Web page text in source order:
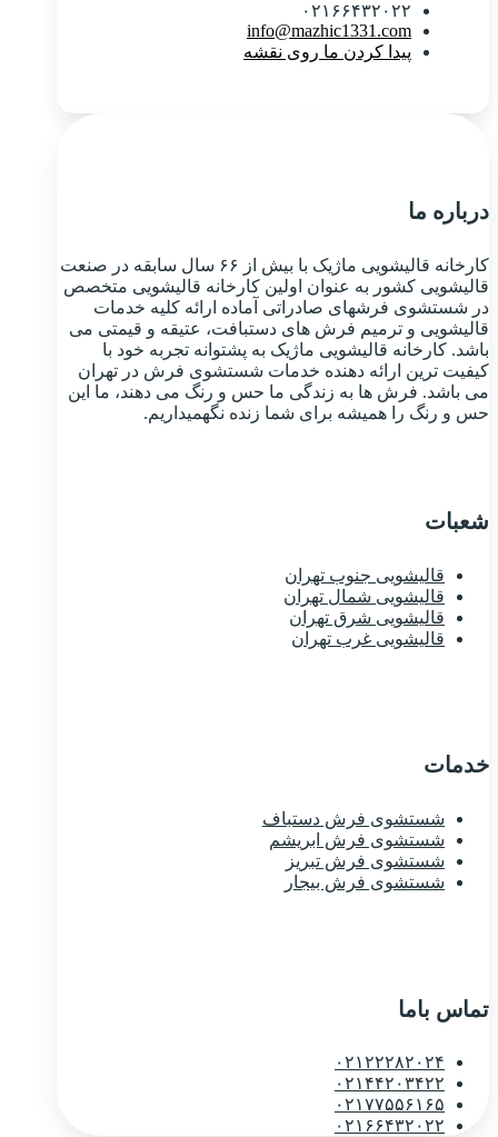
۰۲۱۶۶۴۳۲۰۲۲
info@mazhic1331.com
پیدا کردن ما روی نقشه
درباره ما
کارخانه قالیشویی ماژیک با بیش از ۶۶ سال سابقه در صنعت
قالیشویی کشور به عنوان اولین کارخانه قالیشویی متخصص
در شستشوی فرشهای صادراتی آماده ارائه کلیه خدمات
قالیشویی و ترمیم فرش های دستبافت، عتیقه و قیمتی می
باشد. کارخانه قالیشویی ماژیک به پشتوانه تجربه خود با
کیفیت ترین ارائه دهنده خدمات شستشوی فرش در تهران
می باشد. فرش ها به زندگی ما حس و رنگ می دهند، ما این
حس و رنگ را همیشه برای شما زنده نگهمیداریم.
شعبات
قالیشویی جنوب تهران
قالیشویی شمال تهران
قالیشویی شرق تهران
قالیشویی غرب تهران
خدمات
شستشوی فرش دستباف
شستشوی فرش ابریشم
شستشوی فرش تبریز
شستشوی فرش بیجار
تماس باما
۰۲۱۲۲۲۸۲۰۲۴
۰۲۱۴۴۲۰۳۴۲۲
۰۲۱۷۷۵۵۶۱۶۵
۰۲۱۶۶۴۳۲۰۲۲